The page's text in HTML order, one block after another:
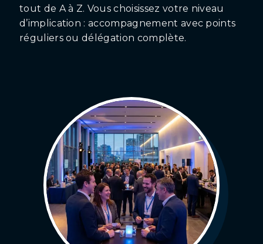
tout de A à Z. Vous choisissez votre niveau
d’implication : accompagnement avec points
réguliers ou délégation complète.